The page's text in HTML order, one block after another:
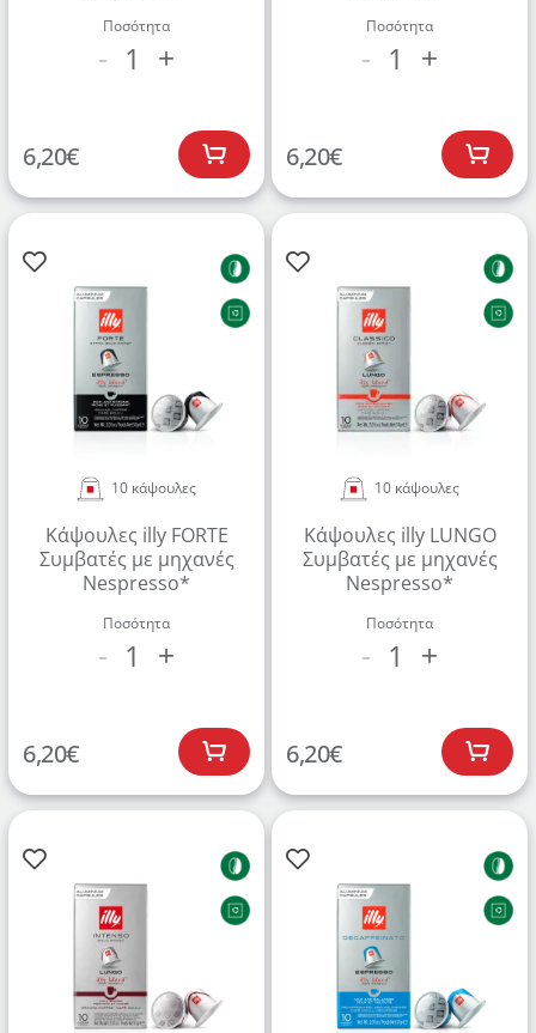
Ποσότητα
- 1 +
6,20€
Ποσότητα
- 1 +
6,20€
10 κάψουλες
Κάψουλες illy FORTE
Συμβατές με μηχανές
Nespresso*
Ποσότητα
- 1 +
6,20€
10 κάψουλες
Κάψουλες illy LUNGO
Συμβατές με μηχανές
Nespresso*
Ποσότητα
- 1 +
6,20€
Δημιουργήστε λογαριασμό για να αποθηκεύσετε τα
Αγαπημένα σας
Δημιουργήστε τον προσωπικό σας λογαριασμό και
αποθηκεύστε την δική σας λίστα αγαπημένων.
Βρείτε το προϊόν που επιθυμείτε και πατήστε στο
κουμπί "Προσθήκη στα Αγαπημένα".
σας.
ΔΗΜΙΟΥΡΓΙΑ ΛΟΓΑΡΙΑΣΜΟΥ